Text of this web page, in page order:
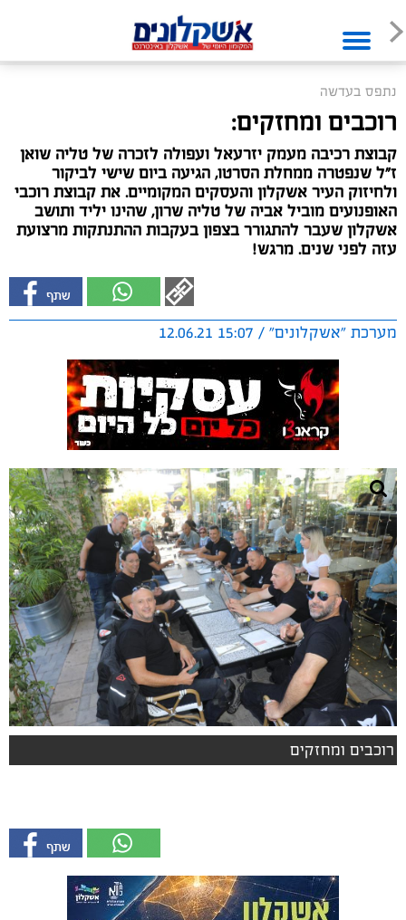
נתפס בעדשה
רוכבים ומחזקים:
קבוצת רכיבה מעמק יזרעאל ועפולה לזכרה של טליה שואן
ז"ל שנפטרה ממחלת הסרטו, הגיעה ביום שישי לביקור
ולחיזוק העיר אשקלון והעסקים המקומיים. את קבוצת רוכבי
האופנועים מוביל אביה של טליה שרון, שהינו יליד ותושב
אשקלון שעבר להתגורר בצפון בעקבות ההתנתקות מרצועת
עזה לפני שנים. מרגש!
מערכת "אשקלונים" / 15:07 12.06.21
רוכבים ומחזקים